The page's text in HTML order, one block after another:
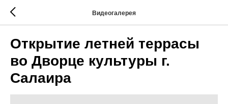
Видеогалерея
Открытие летней террасы
во Дворце культуры г.
Салаира